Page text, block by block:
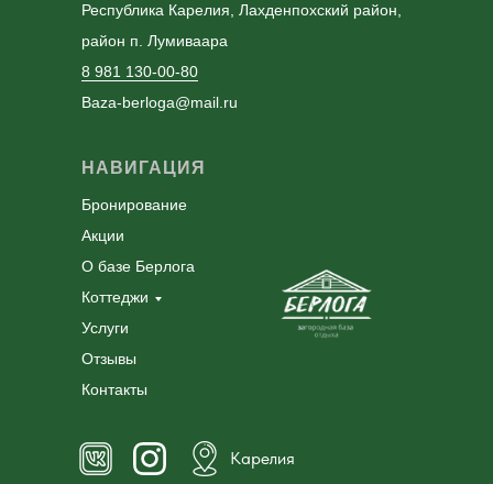
Республика Карелия, Лахденпохский район,
район п. Лумиваара
8 981 130-00-80
Baza-berloga@mail.ru
НАВИГАЦИЯ
Бронирование
Акции
О базе Берлога
Коттеджи
Услуги
Отзывы
Контакты
Карелия